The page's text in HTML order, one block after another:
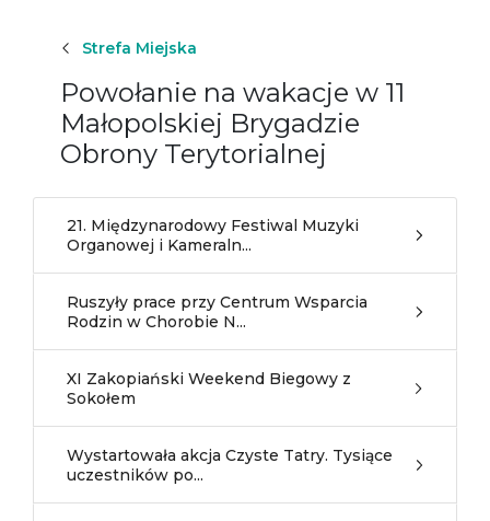
Strefa Miejska
Powołanie na wakacje w 11
Małopolskiej Brygadzie
Obrony Terytorialnej
21. Międzynarodowy Festiwal Muzyki
Organowej i Kameraln...
Ruszyły prace przy Centrum Wsparcia
Rodzin w Chorobie N...
XI Zakopiański Weekend Biegowy z
Sokołem
Wystartowała akcja Czyste Tatry. Tysiące
uczestników po...